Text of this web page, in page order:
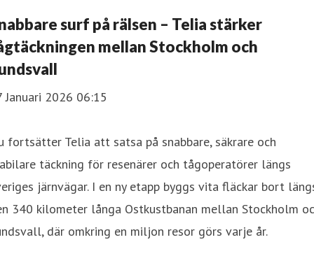
surf på rälsen – Telia stärker
mellan Stockholm och
Januari 2026 06:15
fortsätter Telia att satsa på snabbare, säkrare och
täckning för resenärer och tågoperatörer längs
järnvägar. I en ny etapp byggs vita fläckar bort
340 kilometer långa Ostkustbanan mellan Stockholm
där omkring en miljon resor görs varje år.